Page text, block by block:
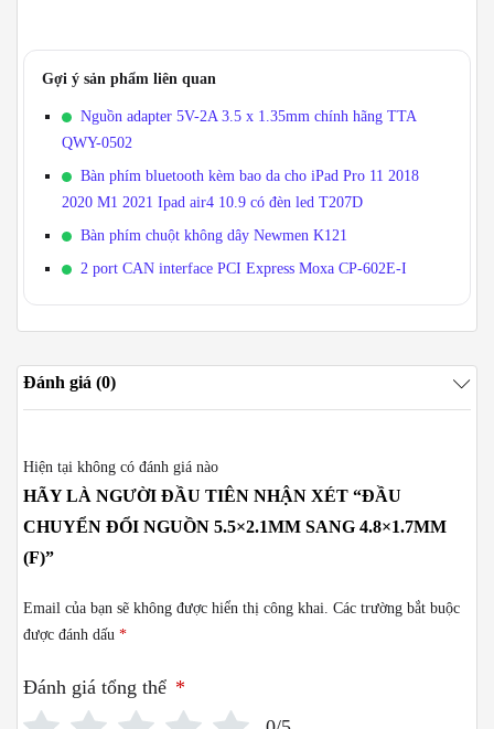
Gợi ý sản phẩm liên quan
Nguồn adapter 5V-2A 3.5 x 1.35mm chính hãng TTA
QWY-0502
Bàn phím bluetooth kèm bao da cho iPad Pro 11 2018
2020 M1 2021 Ipad air4 10.9 có đèn led T207D
Bàn phím chuột không dây Newmen K121
2 port CAN interface PCI Express Moxa CP-602E-I
Đánh giá (0)
Hiện tại không có đánh giá nào
HÃY LÀ NGƯỜI ĐẦU TIÊN NHẬN XÉT “ĐẦU
CHUYỂN ĐỔI NGUỒN 5.5×2.1MM SANG 4.8×1.7MM
(F)”
Email của bạn sẽ không được hiển thị công khai. Các trường bắt buộc
được đánh dấu *
Đánh giá tổng thể *